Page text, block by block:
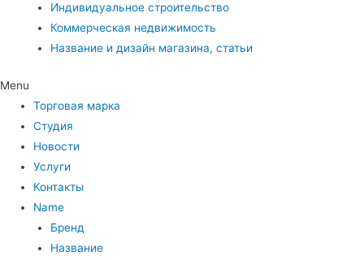
Индивидуальное строительство
Коммерческая недвижимость
Название и дизайн магазина, статьи
Menu
Торговая марка
Студия
Новости
Услуги
Контакты
Name
Бренд
Название